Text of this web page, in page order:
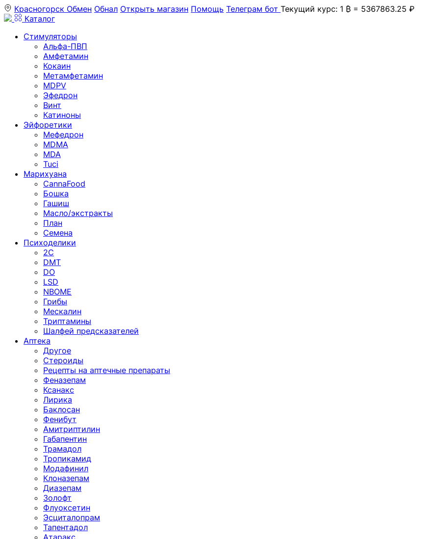
Красногорск Обмен Обнал Открыть магазин Помощь Телеграм бот Текущий курс: 1 ₿ = 5367863.25 ₽
Каталог
Стимуляторы
Альфа-ПВП
Амфетамин
Кокаин
Метамфетамин
MDPV
Эфедрон
Винт
Катиноны
Эйфоретики
Мефедрон
MDMA
MDA
Tuci
Марихуана
CannaFood
Бошка
Гашиш
Масло/экстракты
План
Семена
Психоделики
2C
DMT
DO
LSD
NBOME
Грибы
Мескалин
Триптамины
Шалфей предсказателей
Аптека
Другое
Стероиды
Рецепты на аптечные препараты
Феназепам
Ксанакс
Лирика
Баклосан
Фенибут
Амитриптилин
Габапентин
Трамадол
Тропикамид
Модафинил
Клоназепам
Диазепам
Золофт
Флуоксетин
Эсциталопрам
Тапентадол
Атаракс